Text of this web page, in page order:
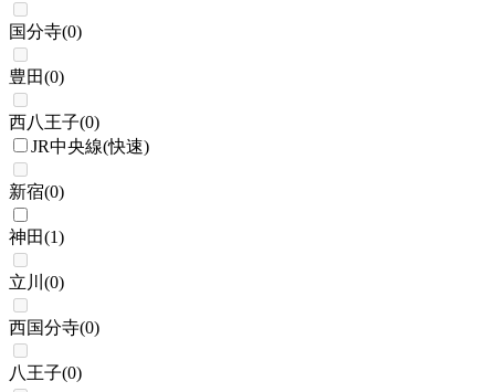
国分寺(0)
豊田(0)
西八王子(0)
JR中央線(快速)
新宿(0)
神田(1)
立川 (0)
西国分寺(0)
八王子(0)